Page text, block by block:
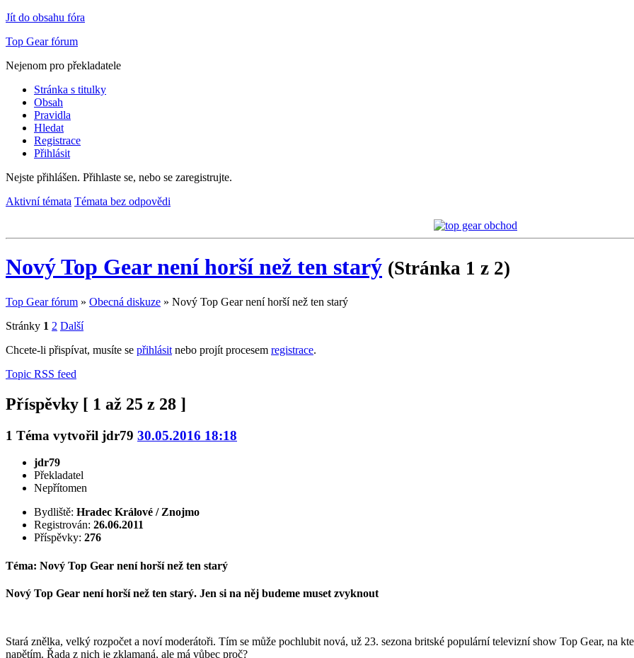
Jít do obsahu fóra
Top Gear fórum
Nejenom pro překladatele
Stránka s titulky
Obsah
Pravidla
Hledat
Registrace
Přihlásit
Nejste přihlášen. Přihlaste se, nebo se zaregistrujte.
Aktivní témata Témata bez odpovědi
Nový Top Gear není horší než ten starý (Stránka 1 z 2)
Top Gear fórum » Obecná diskuze » Nový Top Gear není horší než ten starý
Stránky 1 2 Další
Chcete-li přispívat, musíte se přihlásit nebo projít procesem registrace.
Topic RSS feed
Příspěvky [ 1 až 25 z 28 ]
1 Téma vytvořil jdr79 30.05.2016 18:18
jdr79
Překladatel
Nepřítomen
Bydliště: Hradec Králové / Znojmo
Registrován: 26.06.2011
Příspěvky: 276
Téma: Nový Top Gear není horší než ten starý
Nový Top Gear není horší než ten starý. Jen si na něj budeme muset zvyknout
Stará znělka, velký rozpočet a noví moderátoři. Tím se může pochlubit nová, už 23. sezona britské populární televizní show Top Gear, na
napětím. Řada z nich je zklamaná, ale má vůbec proč?